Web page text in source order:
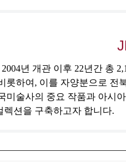
년 개관 이후 22년간 총
롯하여, 이를 자양분으로 전
미술사의 중요 작품과 아시
렉션을 구축하고자 합니다.